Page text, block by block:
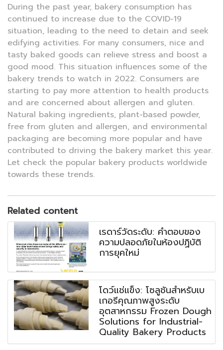
During the past year, bakery consumption has
continued to increase due to the COVID-19
situation, leading to the need to detain and seek
edifying activities. For many consumers, nice and
tasty baked goods can relieve stress and boost a
good mood. This situation influences some of the
bakery trends to watch in 2022. Consumers are
starting to pay more attention to health products
and are concerned about allergen and gluten.
Natural baking ingredients, plant-based powder,
free from gluten and allergen, and environmental
packaging are becoming more popular and have
contributed to driving the bakery market this year.
Let check the popular bakery products worldwide
towards these trends.
Related content
เรดาร์วัดระดับ: คำตอบของ
ความปลอดภัยในห้องปฏิบัติ
การยุคใหม่
โดว์แช่แข็ง: โซลูชันสำหรับเบ
เกอรีคุณภาพสูงระดับ
อุตสาหกรรม Frozen Dough
Solutions for Industrial-
Quality Bakery Products